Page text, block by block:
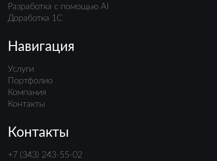
Разработка с помощью AI
Доработка 1С
Навигация
Услуги
Портфолио
Компания
Контакты
Контакты
+7 (343) 243-55-02